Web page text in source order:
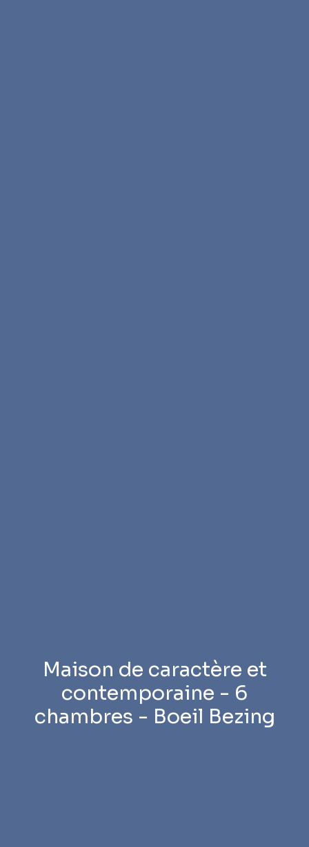
Maison de caractère et
contemporaine - 6
chambres - Boeil Bezing